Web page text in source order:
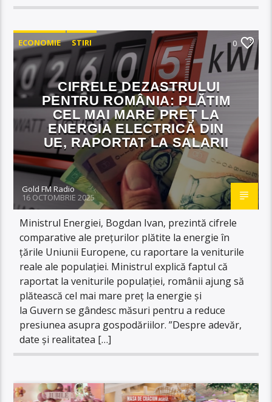
ECONOMIE STIRI 0
CIFRELE DEZASTRULUI
PENTRU ROMÂNIA: PLĂTIM
CEL MAI MARE PREȚ LA
ENERGIA ELECTRICĂ DIN
UE, RAPORTAT LA SALARII
Gold FM Radio
16 OCTOMBRIE 2025
Ministrul Energiei, Bogdan Ivan, prezintă cifrele
comparative ale prețurilor plătite la energie în
țările Uniunii Europene, cu raportare la veniturile
reale ale populației. Ministrul explică faptul că
raportat la veniturile populației, românii ajung să
plătească cel mai mare preț la energie și
la Guvern se gândesc măsuri pentru a reduce
presiunea asupra gospodăriilor. ”Despre adevăr,
date și realitatea […]